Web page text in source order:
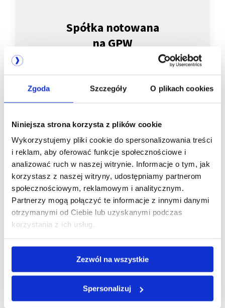
Zgoda Szczegóły O plikach cookies
Niniejsza strona korzysta z plików cookie
Wykorzystujemy pliki cookie do spersonalizowania treści
i reklam, aby oferować funkcje społecznościowe i
analizować ruch w naszej witrynie. Informacje o tym, jak
korzystasz z naszej witryny, udostępniamy partnerom
społecznościowym, reklamowym i analitycznym.
Partnerzy mogą połączyć te informacje z innymi danymi
otrzymanymi od Ciebie lub uzyskanymi podczas
korzystania z ich usług.
Zezwól na wszystkie
Spersonalizuj
Spółka notowana
na GPW
Jesteśmy
członkiem